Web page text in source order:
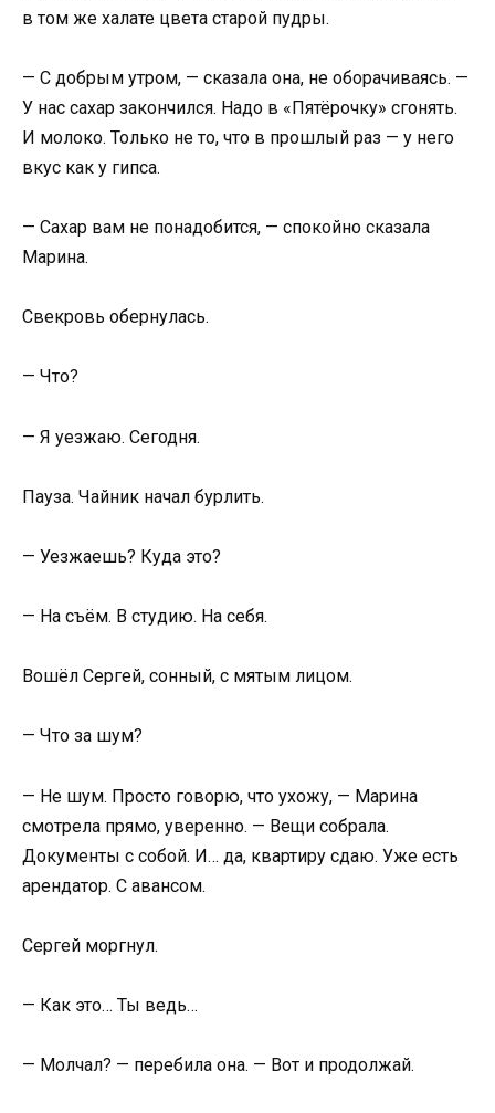
в том же халате цвета старой пудры.
— С добрым утром, — сказала она, не оборачиваясь. —
У нас сахар закончился. Надо в «Пятёрочку» сгонять.
И молоко. Только не то, что в прошлый раз — у него
вкус как у гипса.
— Сахар вам не понадобится, — спокойно сказала
Марина.
Свекровь обернулась.
— Что?
— Я уезжаю. Сегодня.
Пауза. Чайник начал бурлить.
— Уезжаешь? Куда это?
— На съём. В студию. На себя.
Вошёл Сергей, сонный, с мятым лицом.
— Что за шум?
— Не шум. Просто говорю, что ухожу, — Марина
смотрела прямо, уверенно. — Вещи собрала.
Документы с собой. И… да, квартиру сдаю. Уже есть
арендатор. С авансом.
Сергей моргнул.
— Как это… Ты ведь…
— Молчал? — перебила она. — Вот и продолжай.